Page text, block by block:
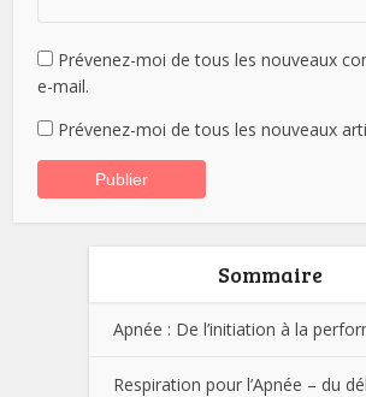
Prévenez-moi de tous les nouveaux
e-mail.
Prévenez-moi de tous les nouveaux
Sommaire
Apnée : De l’initiation à la
Respiration pour l’Apnée – du